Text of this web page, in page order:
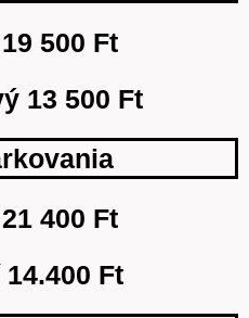
500 Ft
13 500 Ft
400 Ft
Ft